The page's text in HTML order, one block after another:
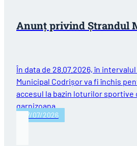
Anunț privind Ștrandul
În data de 28.07.2026, în
Municipal Codrișor va fi închis
accesul la bazin loturilor sportive
garnizoana…
27/07/2026